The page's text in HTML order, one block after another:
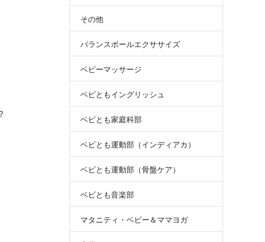
その他
バランスボールエクササイズ
ベビーマッサージ
ベビともイングリッシュ
ベビとも家庭科部
ベビとも運動部（インディアカ）
ベビとも運動部（骨盤ケア）
ベビとも音楽部
マタニティ・ベビー＆ママヨガ